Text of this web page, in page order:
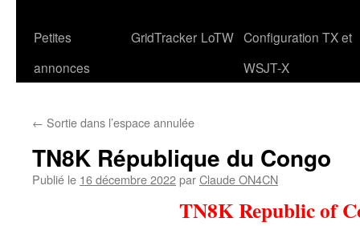
Petites
annonces
GridTracker LoTW Configuration TX et
WSJT-X
← Sortie dans l’espace annulée
TN8K République du Congo
Publié le 16 décembre 2022parClaude ON4CN
TN8K Republic of